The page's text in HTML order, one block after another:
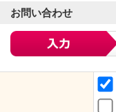
お問い合わせ